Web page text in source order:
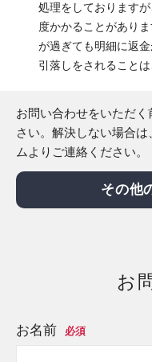
処理をしております
度かかることがあり
が過ぎても明細に返
引落しをされること
お問い合わせをいただ
さい。解決しない場合
ムよりご連絡ください。
その他
お
お名前